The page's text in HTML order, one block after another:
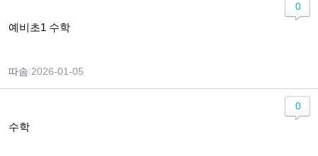
예비초1 수학
따솜 2026-01-05
0
수학
0